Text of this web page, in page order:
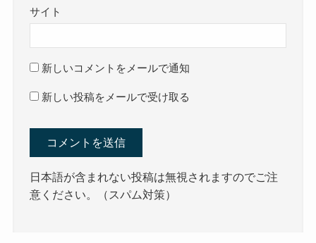
サイト
新しいコメントをメールで通知
新しい投稿をメールで受け取る
日本語が含まれない投稿は無視されますのでご注
意ください。（スパム対策）